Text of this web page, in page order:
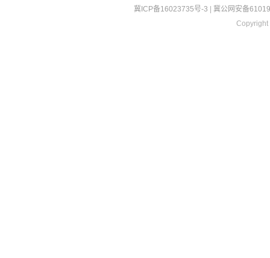
冀ICP备16023735号-3
冀公网安备